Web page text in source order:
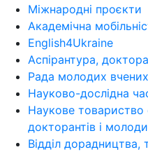
Міжнародні проєкти
Академічна
English4Ukraine
Аспірантура,
Рада молодих вчених
Науково-дослідна
Наукове товариство
докторантів і
Відділ дорадництва,